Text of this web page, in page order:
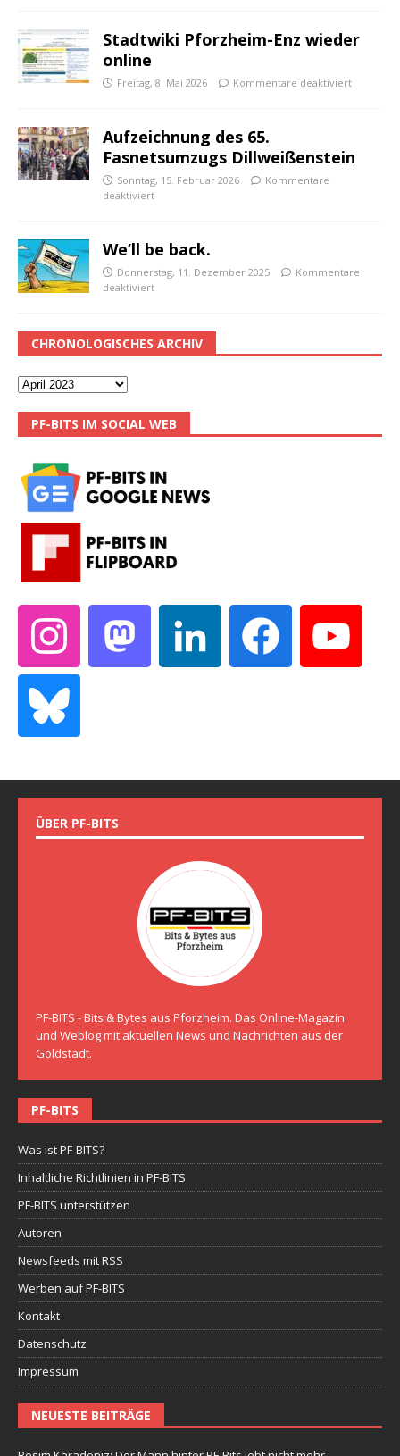
Stadtwiki Pforzheim-Enz wieder
online
Freitag, 8. Mai 2026 Kommentare deaktiviert
Aufzeichnung des 65.
Fasnetsumzugs Dillweißenstein
Sonntag, 15. Februar 2026
Kommentare
deaktiviert
We’ll be back.
Donnerstag, 11. Dezember 2025
Kommentare
deaktiviert
CHRONOLOGISCHES ARCHIV
PF-BITS IM SOCIAL WEB
ÜBER PF-BITS
PF-BITS - Bits & Bytes aus Pforzheim. Das Online-Magazin
und Weblog mit aktuellen News und Nachrichten aus der
Goldstadt.
PF-BITS
Was ist PF-BITS?
Inhaltliche Richtlinien in PF-BITS
PF-BITS unterstützen
Autoren
Newsfeeds mit RSS
Werben auf PF-BITS
Kontakt
Datenschutz
Impressum
NEUESTE BEITRÄGE